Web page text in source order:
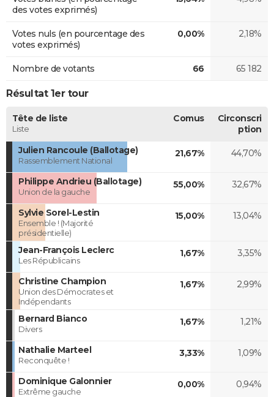
des votes exprimés)
Votes nuls (en pourcentage des
votes exprimés)
0,00% 2,18%
Nombre de votants 66 65 182
Résultat 1er tour
Tête de liste
Liste
Comus
Circonscri
ption
Julien Rancoule (Ballotage)
Rassemblement National
21,67% 44,70%
Philippe Andrieu (Ballotage)
Union de la gauche
55,00% 32,67%
Sylvie Sorel-Lestin
Ensemble ! (Majorité
présidentielle)
15,00% 13,04%
Jean-François Leclerc
Les Républicains
1,67% 3,35%
Christine Champion
Union des Démocrates et
Indépendants
1,67% 2,99%
Bernard Bianco
Divers
1,67% 1,21%
Nathalie Marteel
Reconquête !
3,33% 1,09%
Dominique Galonnier
Extrême gauche
0,00% 0,94%